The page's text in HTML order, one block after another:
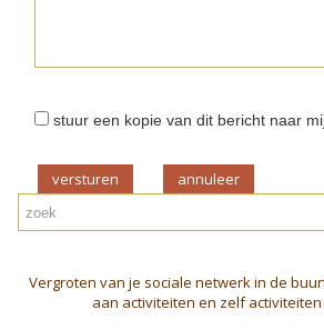
stuur een kopie van dit bericht naar
versturen
Vergroten van je sociale netwerk in de
aan activiteiten en zelf